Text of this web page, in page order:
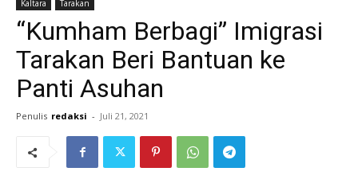
Kaltara Tarakan
“Kumham Berbagi” Imigrasi
Tarakan Beri Bantuan ke
Panti Asuhan
Penulis redaksi - Juli 21, 2021